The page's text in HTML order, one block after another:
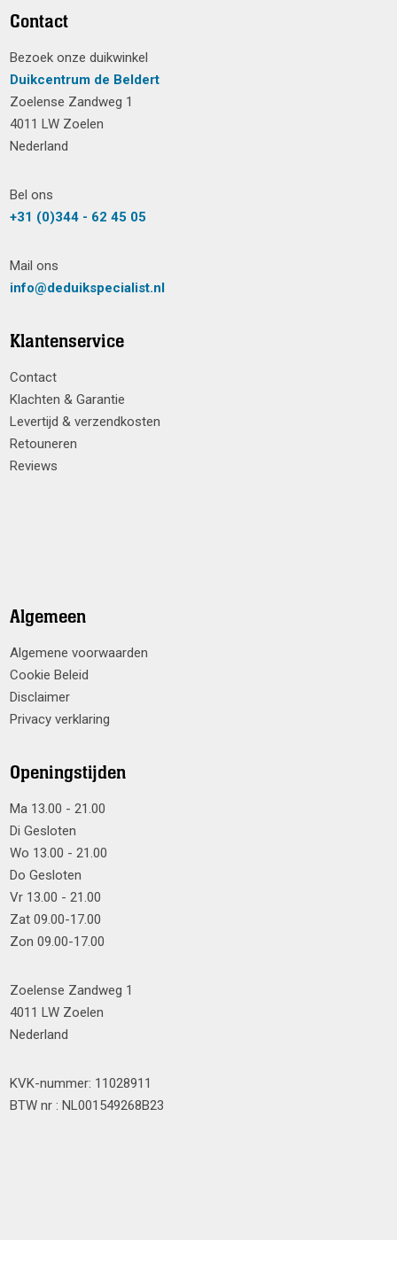
Contact
Bezoek onze duikwinkel
Duikcentrum de Beldert
Zoelense Zandweg 1
4011 LW Zoelen
Nederland
Bel ons
+31 (0)344 - 62 45 05
Mail ons
info@deduikspecialist.nl
Klantenservice
Contact
Klachten & Garantie
Levertijd & verzendkosten
Retouneren
Reviews
Algemeen
Algemene voorwaarden
Cookie Beleid
Disclaimer
Privacy verklaring
Openingstijden
Ma 13.00 - 21.00
Di Gesloten
Wo 13.00 - 21.00
Do Gesloten
Vr 13.00 - 21.00
Zat 09.00-17.00
Zon 09.00-17.00
Zoelense Zandweg 1
4011 LW Zoelen
Nederland
KVK-nummer: 11028911
BTW nr : NL001549268B23